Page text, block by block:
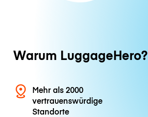
Warum LuggageHero?
Mehr als 2000
vertrauenswürdige
Standorte